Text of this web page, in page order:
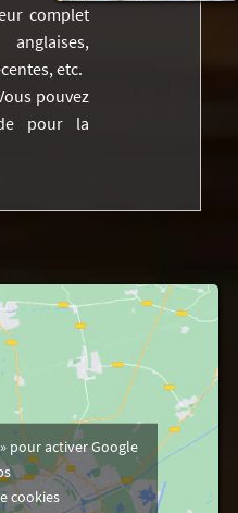
complet
etc.
pouvez
pour la
pour activer Google
cookies